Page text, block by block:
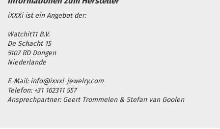
iXXXi ist ein Angebot der:
Watchit11 B.V.
De Schacht 15
5107 RD Dongen
Niederlande
E-Mail: info@ixxxi-jewelry.com
Telefon: +31 162311 557
Ansprechpartner: Geert Trommelen & Stefan van Goolen